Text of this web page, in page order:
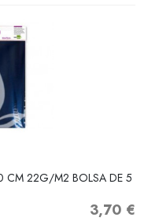
CM 22G/M2 BOLSA DE 5
Precio
3,70 €